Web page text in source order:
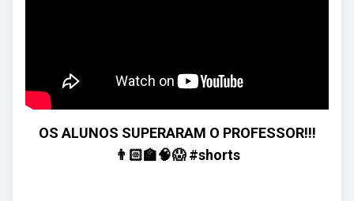
OS ALUNOS SUPERARAM O PROFESSOR!!!
👨🏻‍🏫🧠😱 #shorts